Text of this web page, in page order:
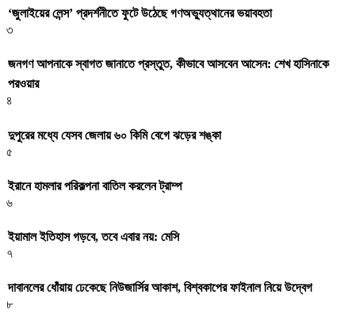
‘জুলাইয়ের লেন্স’ প্রদর্শনীতে ফুটে উঠেছে গণঅভ্যুত্থানের ভয়াবহতা
৩
জনগণ আপনাকে স্বাগত জানাতে প্রস্তুত, কীভাবে আসবেন আসেন: শেখ হাসিনাকে
পরওয়ার
৪
দুপুরের মধ্যে যেসব জেলায় ৬০ কিমি বেগে ঝড়ের শঙ্কা
৫
ইরানে হামলার পরিকল্পনা বাতিল করলেন ট্রাম্প
৬
ইয়ামাল ইতিহাস গড়বে, তবে এবার নয়: মেসি
৭
দাবানলের ধোঁয়ায় ঢেকেছে নিউজার্সির আকাশ, বিশ্বকাপের ফাইনাল নিয়ে উদ্বেগ
৮